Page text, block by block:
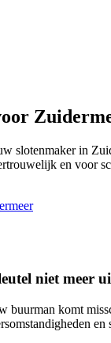
slotenmaker in
en voor
niet meer
komt